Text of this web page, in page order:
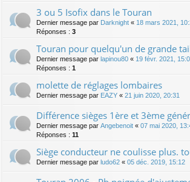
3 ou 5 Isofix dans le Touran
Dernier message par Darknight « 18 mars 2021,
Réponses : 3
Touran pour quelqu'un de grande
Dernier message par lapinou80 « 19 févr. 2021,
Réponses : 1
molette de réglages lombaires
Dernier message par EAZY « 21 juin 2020, 20:31
Différence sièges 1ère et 3ème
Dernier message par Angebenoit « 07 mai 2020,
Réponses : 11
Siège conducteur ne coulisse plus.
Dernier message par ludo62 « 05 déc. 2019, 15:12